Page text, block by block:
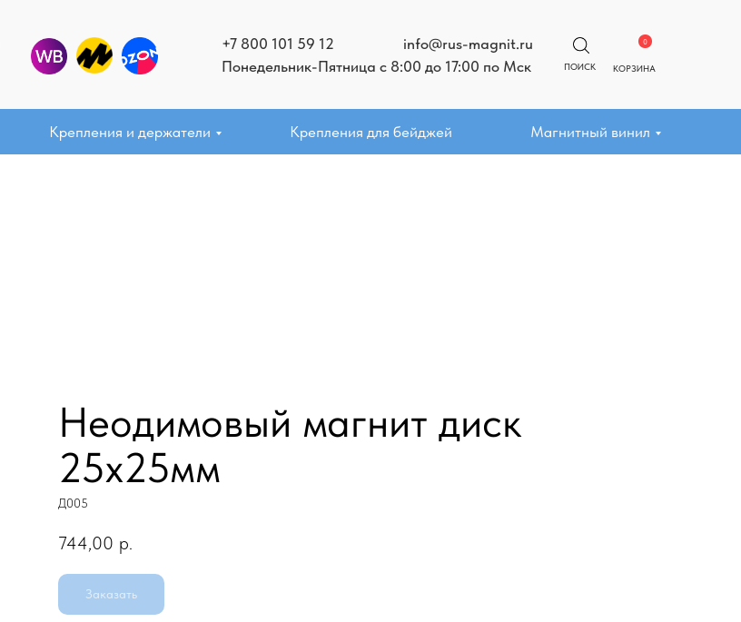
Крепления и держатели Крепления для бейджей Магнитный винил
КОРЗИНА
0
ПОИСК
+7 800 101 59 12
info@rus-magnit.ru
Понедельник-Пятница с 8:00 до 17:00 по Мск
Неодимовый магнит диск
25х25мм
Д005
744,00 р.
Заказать